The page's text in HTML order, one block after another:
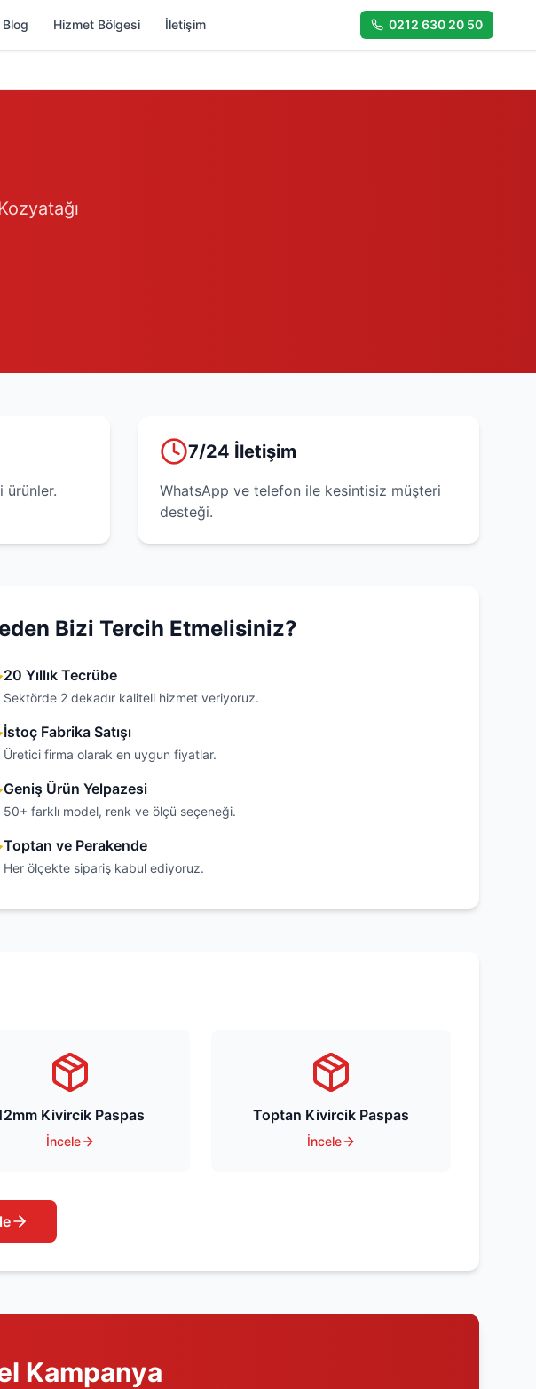
Blog Hizmet Bölgesi İletişim 0212 630 20 50
ürünler.
7/24 İletişim
WhatsApp ve telefon ile kesintisiz müşteri
desteği.
Bizi Tercih Etmelisiniz?
20 Yıllık Tecrübe
Sektörde 2 dekadır kaliteli hizmet veriyoruz.
İstoç Fabrika Satışı
Üretici firma olarak en uygun fiyatlar.
Geniş Ürün Yelpazesi
50+ farklı model, renk ve ölçü seçeneği.
Toptan ve Perakende
Her ölçekte sipariş kabul ediyoruz.
Kivircik Paspas
İncele
Toptan Kivircik Paspas
İncele
Kampanya